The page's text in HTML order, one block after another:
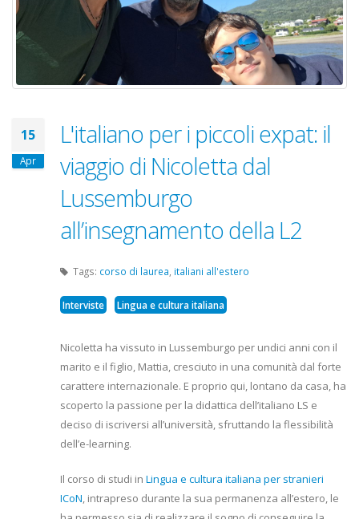
15
Apr
L'italiano per i piccoli expat: il
viaggio di Nicoletta dal
Lussemburgo
all’insegnamento della L2
Tags: corso di laurea italiani all'estero
Interviste Lingua e cultura italiana
Nicoletta ha vissuto in Lussemburgo per undici anni con il
marito e il figlio, Mattia, cresciuto in una comunità dal forte
carattere internazionale. E proprio qui, lontano da casa, ha
scoperto la passione per la didattica dell’italiano LS e
deciso di iscriversi all’università, sfruttando la flessibilità
dell’e-learning.
Il corso di studi in Lingua e cultura italiana per stranieri
ICoN, intrapreso durante la sua permanenza all’estero, le